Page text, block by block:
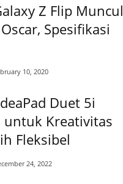
Z Flip Muncul
Spesifikasi
10, 2020
Duet 5i
untuk Kreativitas
Fleksibel
24, 2022